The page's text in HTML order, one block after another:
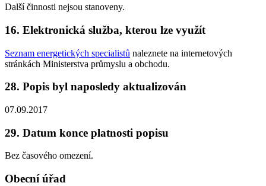
Další činnosti nejsou stanoveny.
16. Elektronická služba, kterou lze využít
Seznam energetických specialistů naleznete na internetových
stránkách Ministerstva průmyslu a obchodu.
28. Popis byl naposledy aktualizován
07.09.2017
29. Datum konce platnosti popisu
Bez časového omezení.
Obecní úřad